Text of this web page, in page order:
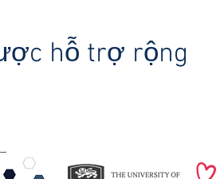
hỗ trợ rộng